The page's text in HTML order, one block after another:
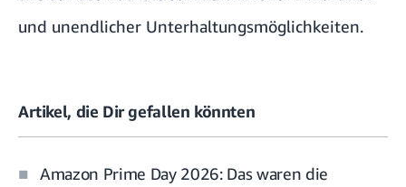
und unendlicher Unterhaltungsmöglichkeiten.
Artikel, die Dir gefallen könnten
Amazon Prime Day 2026: Das waren die